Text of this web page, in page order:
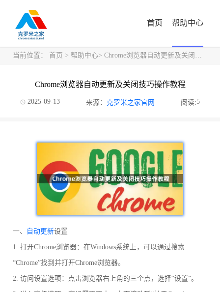
首页 帮助中心
当前位置： 首页 > 帮助中心> Chrome浏览器自动更新及关闭技巧操作教程
Chrome浏览器自动更新及关闭技巧操作教程
2025-09-13 来源： 克罗米之家官网 阅读:5
一、 自动更新设置
1. 打开Chrome浏览器：在Windows系统上，可以通过搜索
“Chrome”找到并打开Chrome浏览器。
2. 访问设置选项：点击浏览器右上角的三个点，选择“设置”。